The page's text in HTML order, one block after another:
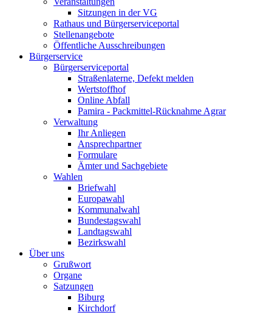
Sitzungen in der VG
Rathaus und Bürgerserviceportal
Stellenangebote
Öffentliche Ausschreibungen
Bürgerservice
Bürgerserviceportal
Straßenlaterne, Defekt melden
Wertstoffhof
Online Abfall
Pamira - Packmittel-Rücknahme Agrar
Verwaltung
Ihr Anliegen
Ansprechpartner
Formulare
Ämter und Sachgebiete
Wahlen
Briefwahl
Europawahl
Kommunalwahl
Bundestagswahl
Landtagswahl
Bezirkswahl
Über uns
Grußwort
Organe
Satzungen
Biburg
Kirchdorf